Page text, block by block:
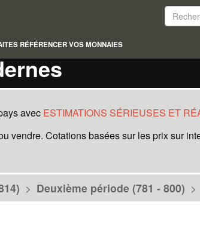
RÉFÉRENCER VOS MONNAIES
avec ESTIMATIONS SÉRIEUSES ET
vendre. Cotations basées sur les prix sur
> Deuxième période (781 - 800) >